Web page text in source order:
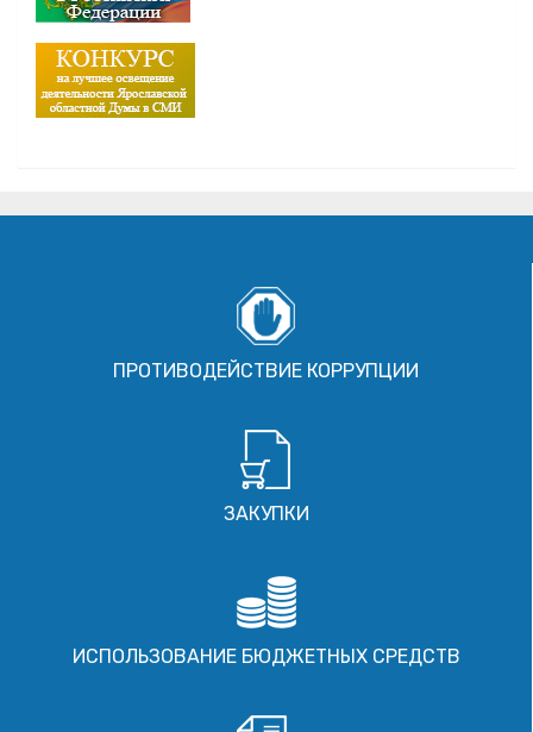
ПРОТИВОДЕЙСТВИЕ КОРРУПЦИИ
ЗАКУПКИ
ИСПОЛЬЗОВАНИЕ БЮДЖЕТНЫХ СРЕДСТВ